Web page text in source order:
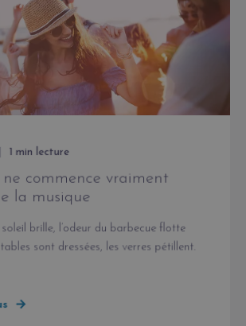
1 min lecture
commence vraiment
la musique
soleil brille, l’odeur du barbecue flotte
sont dressées, les verres pétillent.